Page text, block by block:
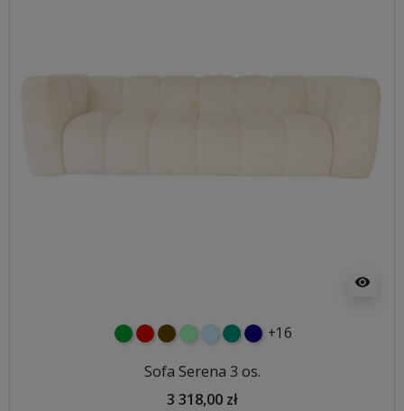
visibility
zielonyczerwony
czekoladowy
miętowybłękitnyturkusowy
granatowy
+16
Sofa Serena 3 os.
3 318,00 zł